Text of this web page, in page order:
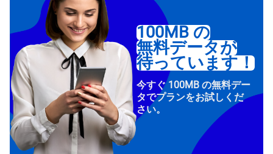
100MB の
無料データが
待っています！
今すぐ 100MB の無料デー
タでプランをお試しくだ
さい。